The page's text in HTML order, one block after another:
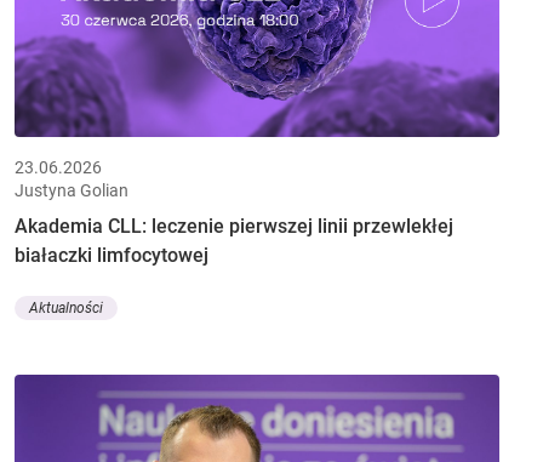
23.06.2026
Justyna Golian
Akademia CLL: leczenie pierwszej linii przewlekłej
białaczki limfocytowej
Aktualności